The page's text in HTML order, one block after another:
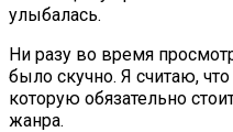
улыбалась.
Ни разу во время
было скучно. Я считаю,
которую обязательно
жанра.